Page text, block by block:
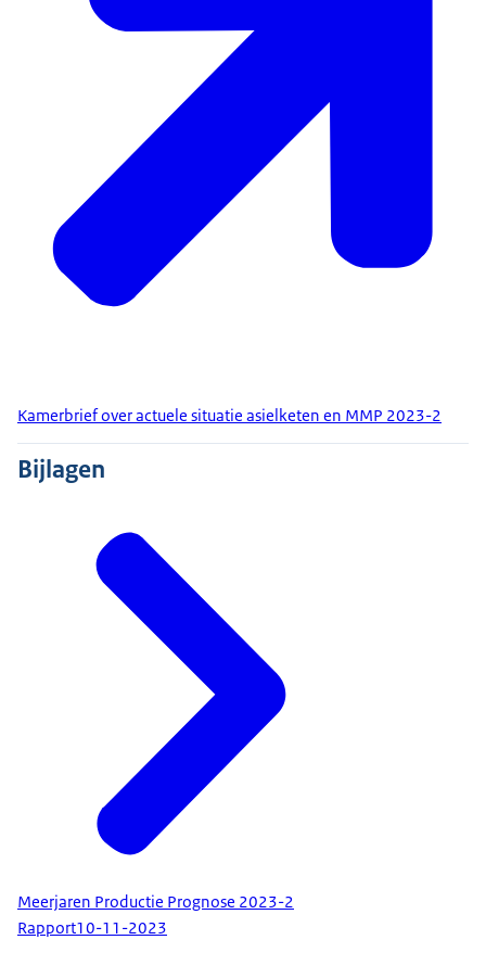
Kamerbrief over actuele situatie asielketen en MMP 2023-2
Bijlagen
Meerjaren Productie Prognose 2023-2
Rapport10-11-2023